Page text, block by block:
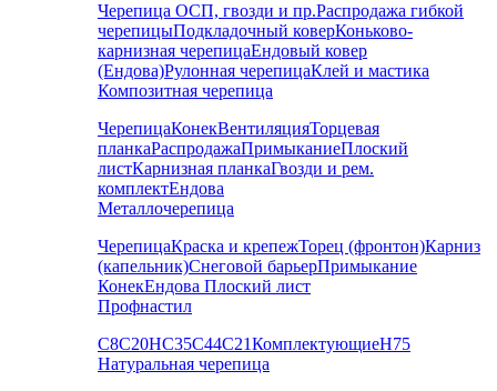
Черепица ОСП, гвозди и пр.Распродажа гибкой
черепицыПодкладочный коверКоньково-
карнизная черепицаЕндовый ковер
(Ендова)Рулонная черепицаКлей и мастика
Композитная черепица
ЧерепицаКонекВентиляцияТорцевая
планкаРаспродажаПримыканиеПлоский
листКарнизная планкаГвозди и рем.
комплектЕндова
Металлочерепица
ЧерепицаКраска и крепежТорец (фронтон)Карниз
(капельник)Снеговой барьерПримыкание
КонекЕндова Плоский лист
Профнастил
С8С20НС35С44С21КомплектующиеН75
Натуральная черепица